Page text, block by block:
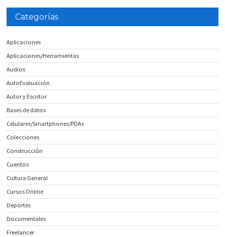
Categorías
Aplicaciones
Aplicaciones/Herramientas
Audios
AutoEvaluación
Autor y Escritor
Bases de datos
Celulares/Smartphones/PDAs
Colecciones
Construcción
Cuentos
Cultura General
Cursos Online
Deportes
Documentales
Freelancer